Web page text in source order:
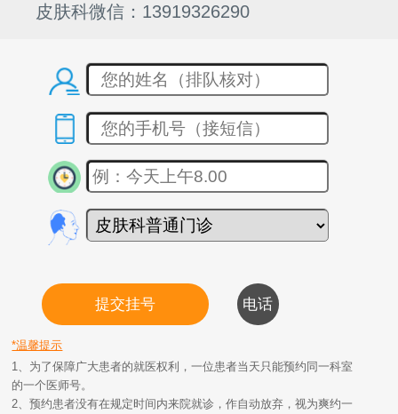
皮肤科微信：13919326290
*温馨提示
1、为了保障广大患者的就医权利，一位患者当天只能预约同一科室
的一个医师号。
2、预约患者没有在规定时间内来院就诊，作自动放弃，视为爽约一